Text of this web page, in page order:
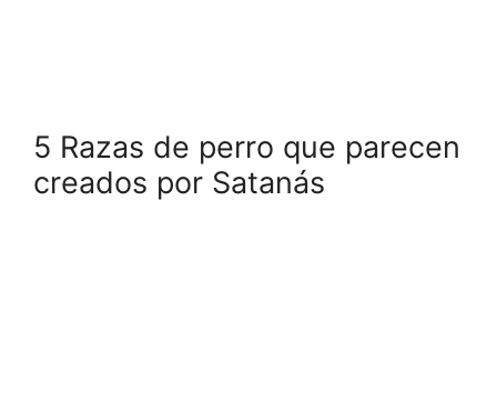
5 Razas de perro que parecen
creados por Satanás